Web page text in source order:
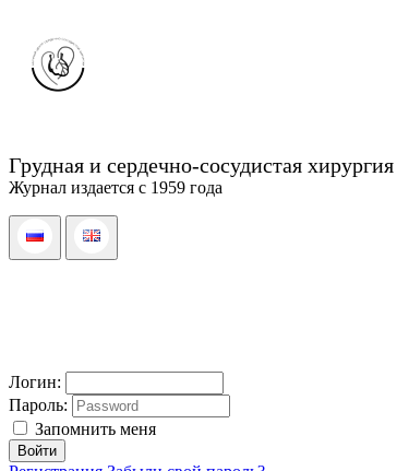
Грудная и сердечно-сосудистая хирургия
Журнал издается с 1959 года
Логин:
Пароль:
Запомнить меня